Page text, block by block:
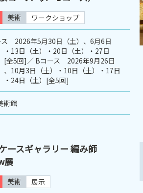
美術 ワークショップ
ス 2026年5月30日（土）、6月6日
・13日（土）・20日（土）・27日
）[全5回]／ Bコース 2026年9月26日
、10月3日（土）・10日（土）・17日
・24日（土）[全5回]
術館
ースギャラリー 編み師
展
美術 展示